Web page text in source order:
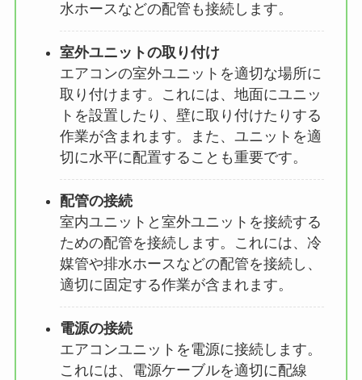
水ホースなどの配管も接続します。
室外ユニットの取り付け
エアコンの室外ユニットを適切な場所に
取り付けます。これには、地面にユニッ
トを設置したり、壁に取り付けたりする
作業が含まれます。また、ユニットを適
切に水平に配置することも重要です。
配管の接続
室内ユニットと室外ユニットを接続する
ための配管を接続します。これには、冷
媒管や排水ホースなどの配管を接続し、
適切に固定する作業が含まれます。
電源の接続
エアコンユニットを電源に接続します。
これには、電源ケーブルを適切に配線